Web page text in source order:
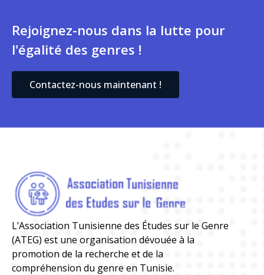
Rejoignez-nous dans la lutte pour
l'égalité des genres !
Contactez-nous maintenant !
L’Association Tunisienne des Études sur le Genre
(ATEG) est une organisation dévouée à la
promotion de la recherche et de la
compréhension du genre en Tunisie.